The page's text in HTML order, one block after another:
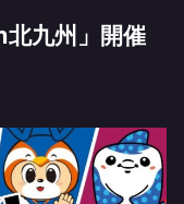
九州」開催